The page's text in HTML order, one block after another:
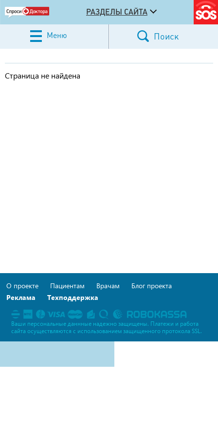
РАЗДЕЛЫ САЙТА
Меню Поиск
Страница не найдена
О проекте Пациентам Врачам
Блог проекта
Реклама
Техподдержка
Ваши персональные даннные надежно защищены. Платежи и работа
сайта осуществляются c использованием защищенного протокола SSL.